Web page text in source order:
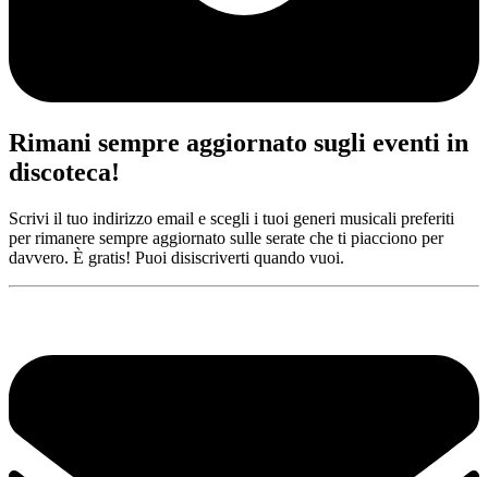
Rimani sempre aggiornato sugli eventi in
discoteca!
Scrivi il tuo indirizzo email e scegli i tuoi generi musicali preferiti
per rimanere sempre aggiornato sulle serate che ti piacciono per
davvero. È gratis! Puoi disiscriverti quando vuoi.